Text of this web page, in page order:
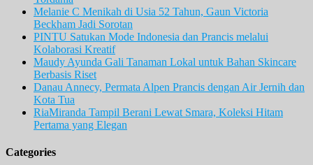
Melanie C Menikah di Usia 52 Tahun, Gaun Victoria
Beckham Jadi Sorotan
PINTU Satukan Mode Indonesia dan Prancis melalui
Kolaborasi Kreatif
Maudy Ayunda Gali Tanaman Lokal untuk Bahan Skincare
Berbasis Riset
Danau Annecy, Permata Alpen Prancis dengan Air Jernih dan
Kota Tua
RiaMiranda Tampil Berani Lewat Smara, Koleksi Hitam
Pertama yang Elegan
Categories